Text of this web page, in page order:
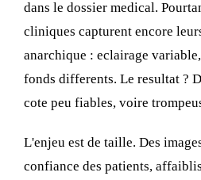
dans le dossier medical.
cliniques capturent encore
anarchique : eclairage
fonds differents. Le resultat ?
cote peu fiables, voire
L'enjeu est de taille. Des
confiance des patients,